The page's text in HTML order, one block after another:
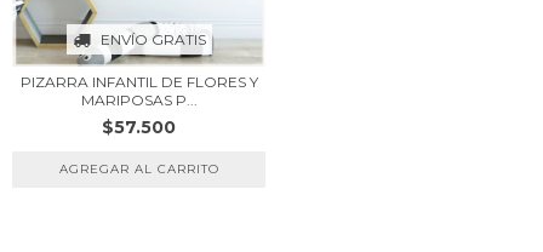
ENVÍO GRATIS
PIZARRA INFANTIL DE FLORES Y
MARIPOSAS P...
$57.500